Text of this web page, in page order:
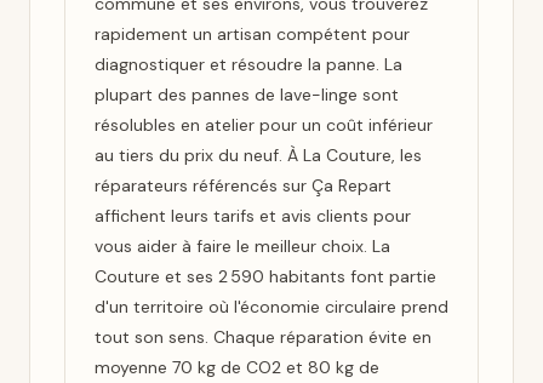
rapidement un artisan compétent pour
diagnostiquer et résoudre la panne. La
plupart des pannes de lave-linge sont
résolubles en atelier pour un coût inférieur
au tiers du prix du neuf. À La Couture, les
réparateurs référencés sur Ça Repart
affichent leurs tarifs et avis clients pour
vous aider à faire le meilleur choix. La
Couture et ses 2 590 habitants font partie
d'un territoire où l'économie circulaire prend
tout son sens. Chaque réparation évite en
moyenne 70 kg de CO2 et 80 kg de